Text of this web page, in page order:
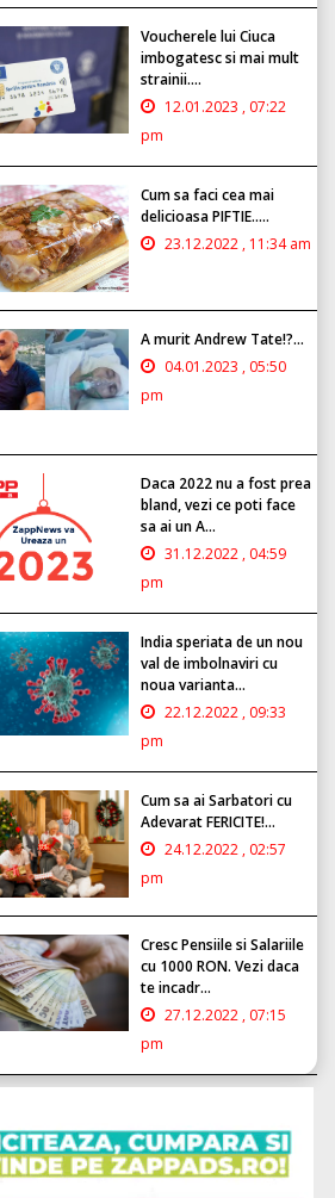
Voucherele lui Ciuca
imbogatesc si mai mult
strainii....
12.01.2023 , 07:22
pm
Cum sa faci cea mai
delicioasa PIFTIE.....
23.12.2022 , 11:34 am
A murit Andrew Tate!?...
04.01.2023 , 05:50
pm
Daca 2022 nu a fost prea
bland, vezi ce poti face
sa ai un A...
31.12.2022 , 04:59
pm
India speriata de un nou
val de imbolnaviri cu
noua varianta...
22.12.2022 , 09:33
pm
Cum sa ai Sarbatori cu
Adevarat FERICITE!...
24.12.2022 , 02:57
pm
Cresc Pensiile si Salariile
cu 1000 RON. Vezi daca
te incadr...
27.12.2022 , 07:15
pm